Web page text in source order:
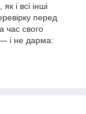
і всі інші
перед
час свого
— і не дарма: